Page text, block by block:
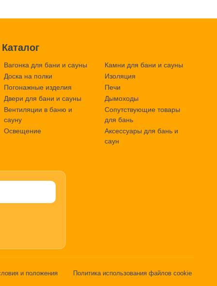
Каталог
Вагонка для бани и сауны
Доска на полки
Погонажные изделия
Двери для бани и сауны
Вентиляции в баню и
сауну
Освещение
Камни для бани и сауны
Изоляция
Печи
Дымоходы
Сопутствующие товары
для бань
Аксессуары для бань и
саун
и положения Политика использования файлов cookie